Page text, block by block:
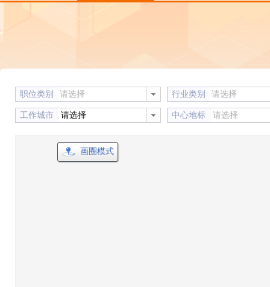
职位类别 请选择 行业类别 请选择
工作城市 请选择 中心地标
画圈模式